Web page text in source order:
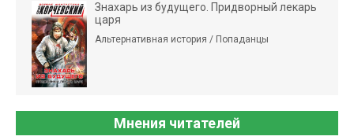
Знахарь из будущего. Придворный лекарь
царя
Альтернативная история / Попаданцы
Мнения читателей